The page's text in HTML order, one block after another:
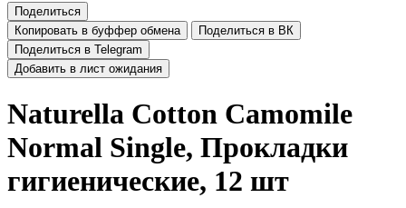
Поделиться
Копировать в буффер обмена
Поделиться в ВК
Поделиться в Telegram
Добавить в лист ожидания
Naturella Cotton Camomile
Normal Single, Прокладки
гигиенические, 12 шт